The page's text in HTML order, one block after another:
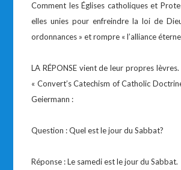
Comment les Églises catholiques et
elles unies pour enfreindre la loi de
ordonnances » et rompre « l’alliance
LA RÉPONSE vient de leur propres
« Convert’s Catechism of Catholic
Geiermann :
Question : Quel est le jour du Sabbat?
Réponse : Le samedi est le jour du Sabbat.